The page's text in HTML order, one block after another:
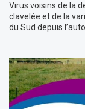
Virus voisins de la
clavelée et de la
du Sud depuis